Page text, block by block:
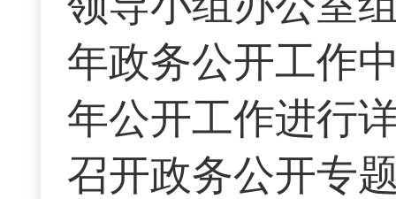
年政务公开工作
年公开工作进行
召开政务公开专